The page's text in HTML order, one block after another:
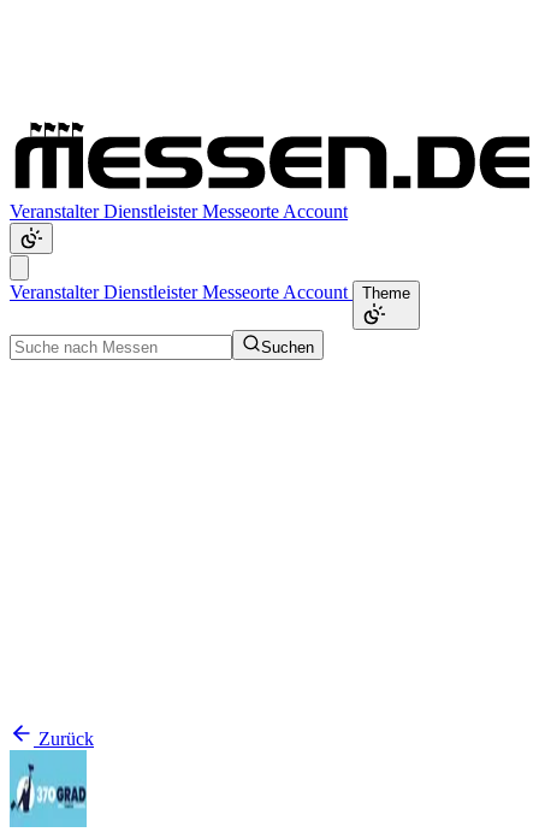
VeranstalterDienstleisterMesseorte Account
VeranstalterDienstleisterMesseorte Account Theme
Suchen
Zurück